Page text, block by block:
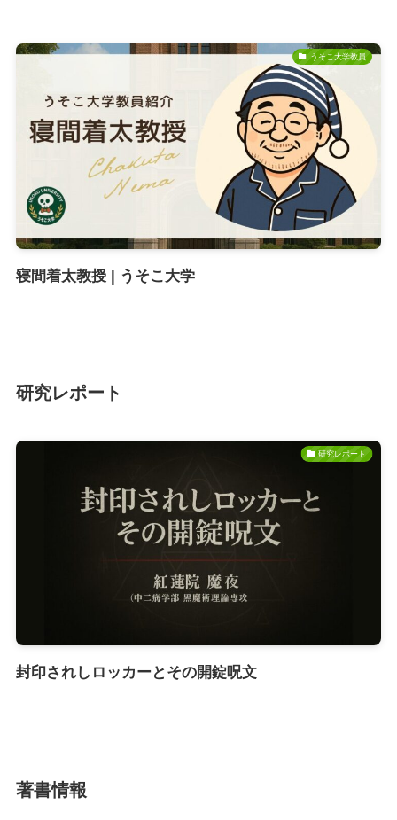
うそこ大学教員
寝間着太教授 | うそこ大学
研究レポート
研究レポート
封印されしロッカーとその開錠呪文
著書情報